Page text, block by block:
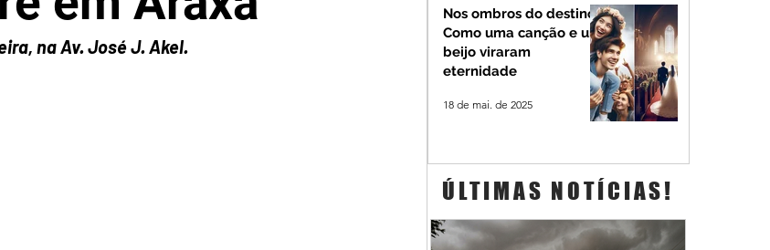
na Av. José J. Akel.
Nos ombros do destino:
Como uma canção e um
beijo viraram
eternidade
18 de mai. de 2025
ÚLTIMAS NOTÍCIAS!